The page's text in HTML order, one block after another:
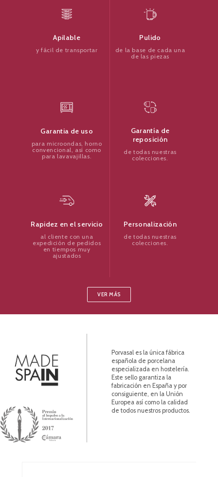
Apilable
y fácil de transportar
Pulido
de la base de cada una
de las piezas
Garantia de uso
para microondas, horno
convencional, así como
para lavavajillas.
Garantía de
reposición
de todas nuestras
colecciones.
Rapidez en el servicio
al cliente con una
expedición de pedidos
en tiempos muy
ajustados
Personalización
de todas nuestras
colecciones.
VER MÁS
Porvasal es la única fábrica
española de porcelana
especializada en hostelería.
Este sello garantiza la
fabricación en España y por
consiguiente, en la Unión
Europea así como la calidad
de todos nuestros productos.